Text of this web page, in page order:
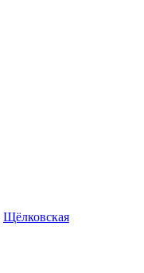
Щёлковская